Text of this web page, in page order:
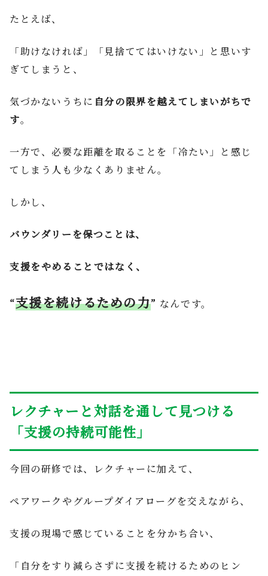
たとえば、
「助けなければ」「見捨ててはいけない」と思いす
ぎてしまうと、
気づかないうちに 自分の限界を越えてしまいがちで
す。
一方で、必要な距離を取ることを「冷たい」と感じ
てしまう人も少なくありません。
しかし、
バウンダリーを保つことは、
支援をやめることではなく、
“支援を続けるための力” なんです。
レクチャーと対話を通して見つける
「支援の持続可能性」
今回の研修では、レクチャーに加えて、
ペアワークやグループダイアローグを交えながら、
支援の現場で感じていることを分かち合い、
「自分をすり減らさずに支援を続けるためのヒン